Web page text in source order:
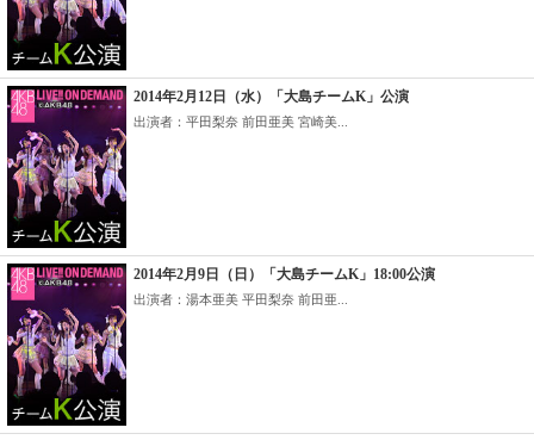
2014年2月12日（水）「大島チームK」公演
出演者：平田梨奈 前田亜美 宮崎美...
2014年2月9日（日）「大島チームK」18:00公演
出演者：湯本亜美 平田梨奈 前田亜...